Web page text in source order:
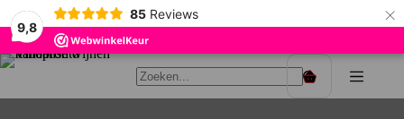
9,8
85 Reviews ×
Ga
Winkelwagen